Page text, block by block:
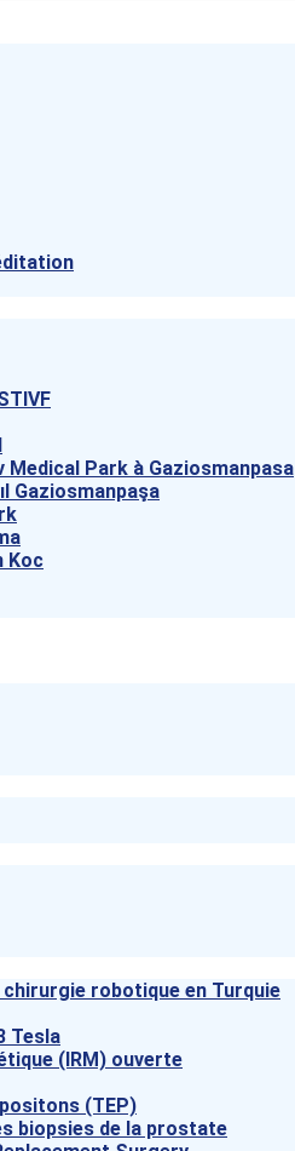
Park à Gaziosmanpasa
Gaziosmanpaşa
Koc
robotique en Turquie
Tesla
(IRM) ouverte
(TEP)
biopsies de la prostate